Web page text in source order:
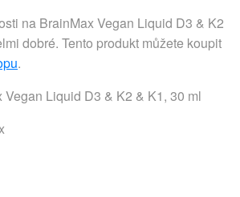
na BrainMax Vegan Liquid D3 & K2
dobré. Tento produkt můžete koupit
.
Vegan Liquid D3 & K2 & K1, 30 ml